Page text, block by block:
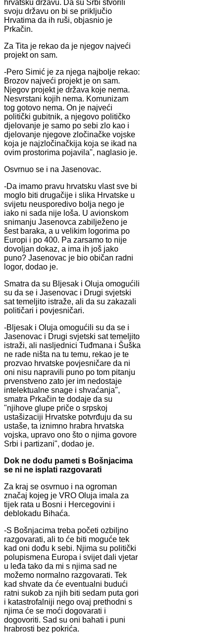
hrvatsku državu. Da su Srbi stvorili
svoju državu on bi se priključio
Hrvatima da ih ruši, objasnio je
Prkačin.
Za Tita je rekao da je njegov najveći
projekt on sam.
-Pero Simić je za njega najbolje rekao:
Brozov najveći projekt je on sam.
Njegov projekt je država koje nema.
Nesvrstani kojih nema. Komunizam
tog gotovo nema. On je najveći
politički gubitnik, a njegovo političko
djelovanje je samo po sebi zlo kao i
djelovanje njegove zločinačke vojske
koja je najzločinačkija koja se ikad na
ovim prostorima pojavila", naglasio je.
Osvrnuo se i na Jasenovac.
-Da imamo pravu hrvatsku vlast sve bi
moglo biti drugačije i slika Hrvatske u
svijetu neusporedivo bolja nego je
iako ni sada nije loša. U avionskom
snimanju Jasenovca zabilježeno je
šest baraka, a u velikim logorima po
Europi i po 400. Pa zarsamo to nije
dovoljan dokaz, a ima ih još jako
puno? Jasenovac je bio običan radni
logor, dodao je.
Smatra da su Bljesak i Oluja omogućili
su da se i Jasenovac i Drugi svjetski
sat temeljito istraže, ali da su zakazali
političari i povjesničari.
-Bljesak i Oluja omogućili su da se i
Jasenovac i Drugi svjetski sat temeljito
istraži, ali nasljednici Tuđmana i Šuška
ne rade ništa na tu temu, rekao je te
prozvao hrvatske povjesničare da ni
oni nisu napravili puno po tom pitanju
prvenstveno zato jer im nedostaje
intelektualne snage i shvaćanja",
smatra Prkačin te dodaje da su
"njihove glupe priče o srpskoj
ustašizaciji Hrvatske potvrđuju da su
ustaše, ta iznimno hrabra hrvatska
vojska, upravo ono što o njima govore
Srbi i partizani", dodao je.
Dok ne dođu pameti s Bošnjacima
se ni ne isplati razgovarati
Za kraj se osvrnuo i na ogroman
značaj kojeg je VRO Oluja imala za
tijek rata u Bosni i Hercegovini i
deblokadu Bihaća.
-S Bošnjacima treba početi ozbiljno
razgovarati, ali to će biti moguće tek
kad oni dođu k sebi. Njima su politički
polupismena Europa i svijet dali vjetar
u leđa tako da mi s njima sad ne
možemo normalno razgovarati. Tek
kad shvate da će eventualni budući
ratni sukob za njih biti sedam puta gori
i katastrofalniji nego ovaj prethodni s
njima će se moći dogovarati i
dogovoriti. Sad su oni bahati i puni
hrabrosti bez pokrića.